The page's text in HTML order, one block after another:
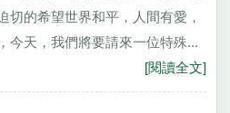
切的希望世界和平，人間有愛，
今天，我們將要請來一位特殊...
[閱讀全文]